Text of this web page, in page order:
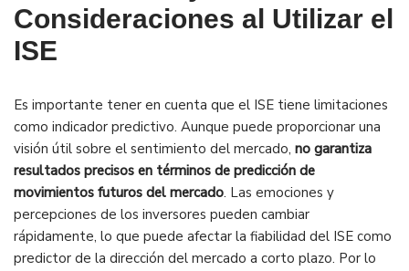
Consideraciones al Utilizar el
ISE
Es importante tener en cuenta que el ISE tiene limitaciones
como indicador predictivo. Aunque puede proporcionar una
visión útil sobre el sentimiento del mercado, no garantiza
resultados precisos en términos de predicción de
movimientos futuros del mercado. Las emociones y
percepciones de los inversores pueden cambiar
rápidamente, lo que puede afectar la fiabilidad del ISE como
predictor de la dirección del mercado a corto plazo. Por lo